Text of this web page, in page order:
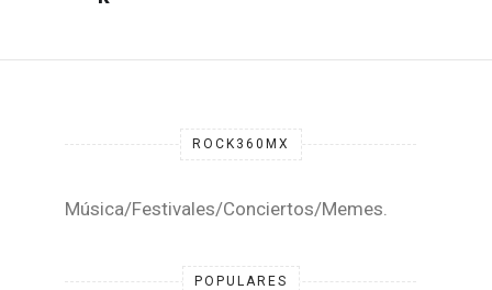
ROCK360MX
Música/Festivales/Conciertos/Memes.
POPULARES